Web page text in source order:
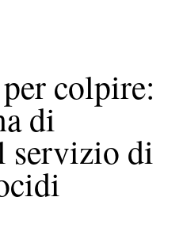
colpire:
di
servizio di